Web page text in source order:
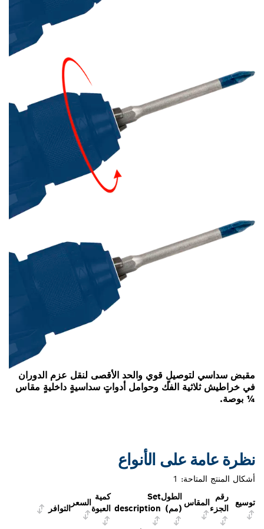
قوي والحد الأقصى لنقل عزم الدوران
الفك وحوامل أدواتٍ سداسيةٍ داخليةٍ مقاس
الأنواع
1
(مم)
Set
description
كمية
العبوة
السعر
التوافر